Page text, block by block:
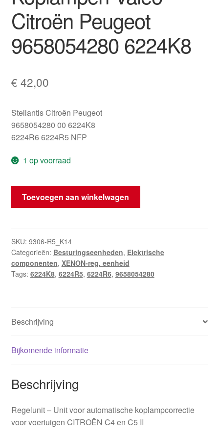
Citroën Peugeot
9658054280 6224K8
€ 42,00
Stellantis Citroën Peugeot
9658054280 00 6224K8
6224R6 6224R5 NFP
1 op voorraad
Regelmodule
Voor
Citroën
Peugeot
9658054280
6224K8
Toevoegen aan winkelwagen
SKU: 9306-R5_K14
Categorieën: Besturingseenheden, Elektrische
componenten, XENON-reg. eenheid
Tags: 6224K8, 6224R5, 6224R6, 9658054280
Beschrijving
Bijkomende informatie
Beschrijving
Regelunit – Unit voor automatische koplampcorrectie
voor voertuigen CITROËN C4 en C5 II